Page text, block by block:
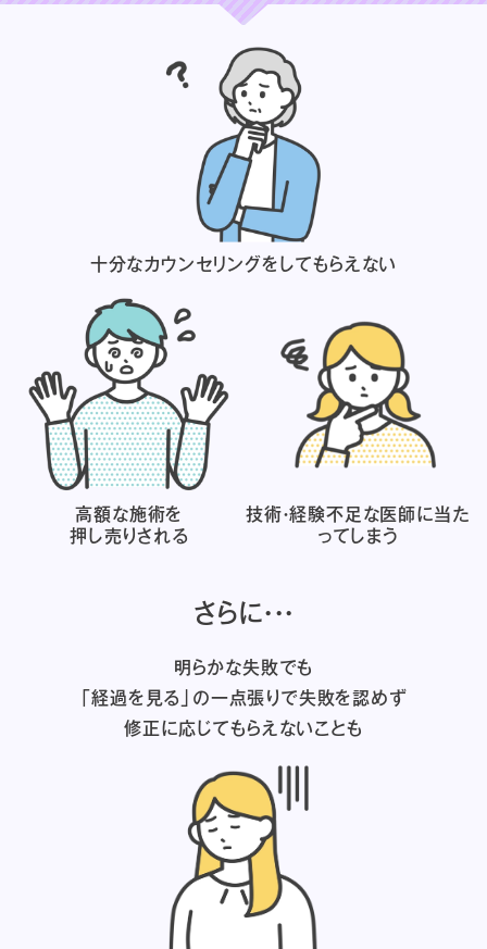
十分なカウンセリングをしてもらえない
高額な施術を
押し売りされる
技術・経験不足な医師に当た
ってしまう
さらに・・・
明らかな失敗でも
「経過を見る」の一点張りで失敗を認めず
修正に応じてもらえないことも